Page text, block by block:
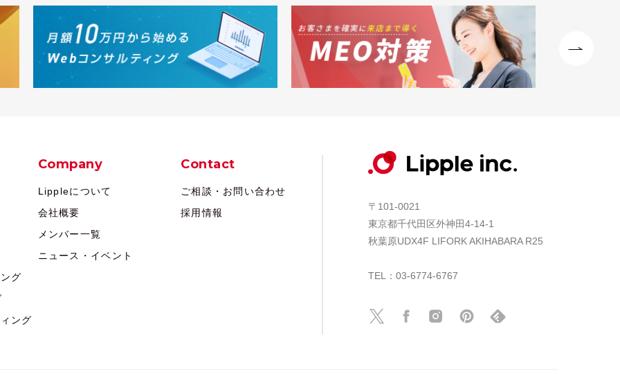
グ
ング
Company
Lippleについて
会社概要
メンバー一覧
ニュース・イベント
Contact
ご相談・お問い合わせ
採用情報
〒101-0021
東京都千代田区外神田4-14-1
秋葉原UDX4F LIFORK AKIHABARA R25
TEL：03-6774-6767